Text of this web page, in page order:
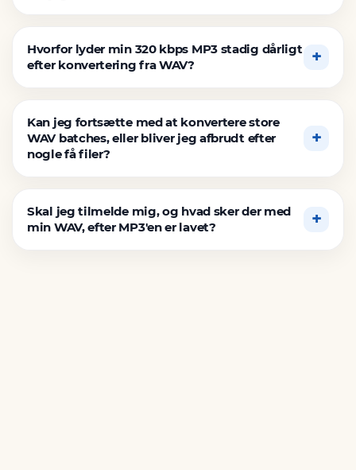
Hvorfor lyder min 320 kbps MP3 stadig dårligt
efter konvertering fra WAV?
Kan jeg fortsætte med at konvertere store
WAV batches, eller bliver jeg afbrudt efter
nogle få filer?
Skal jeg tilmelde mig, og hvad sker der med
min WAV, efter MP3'en er lavet?